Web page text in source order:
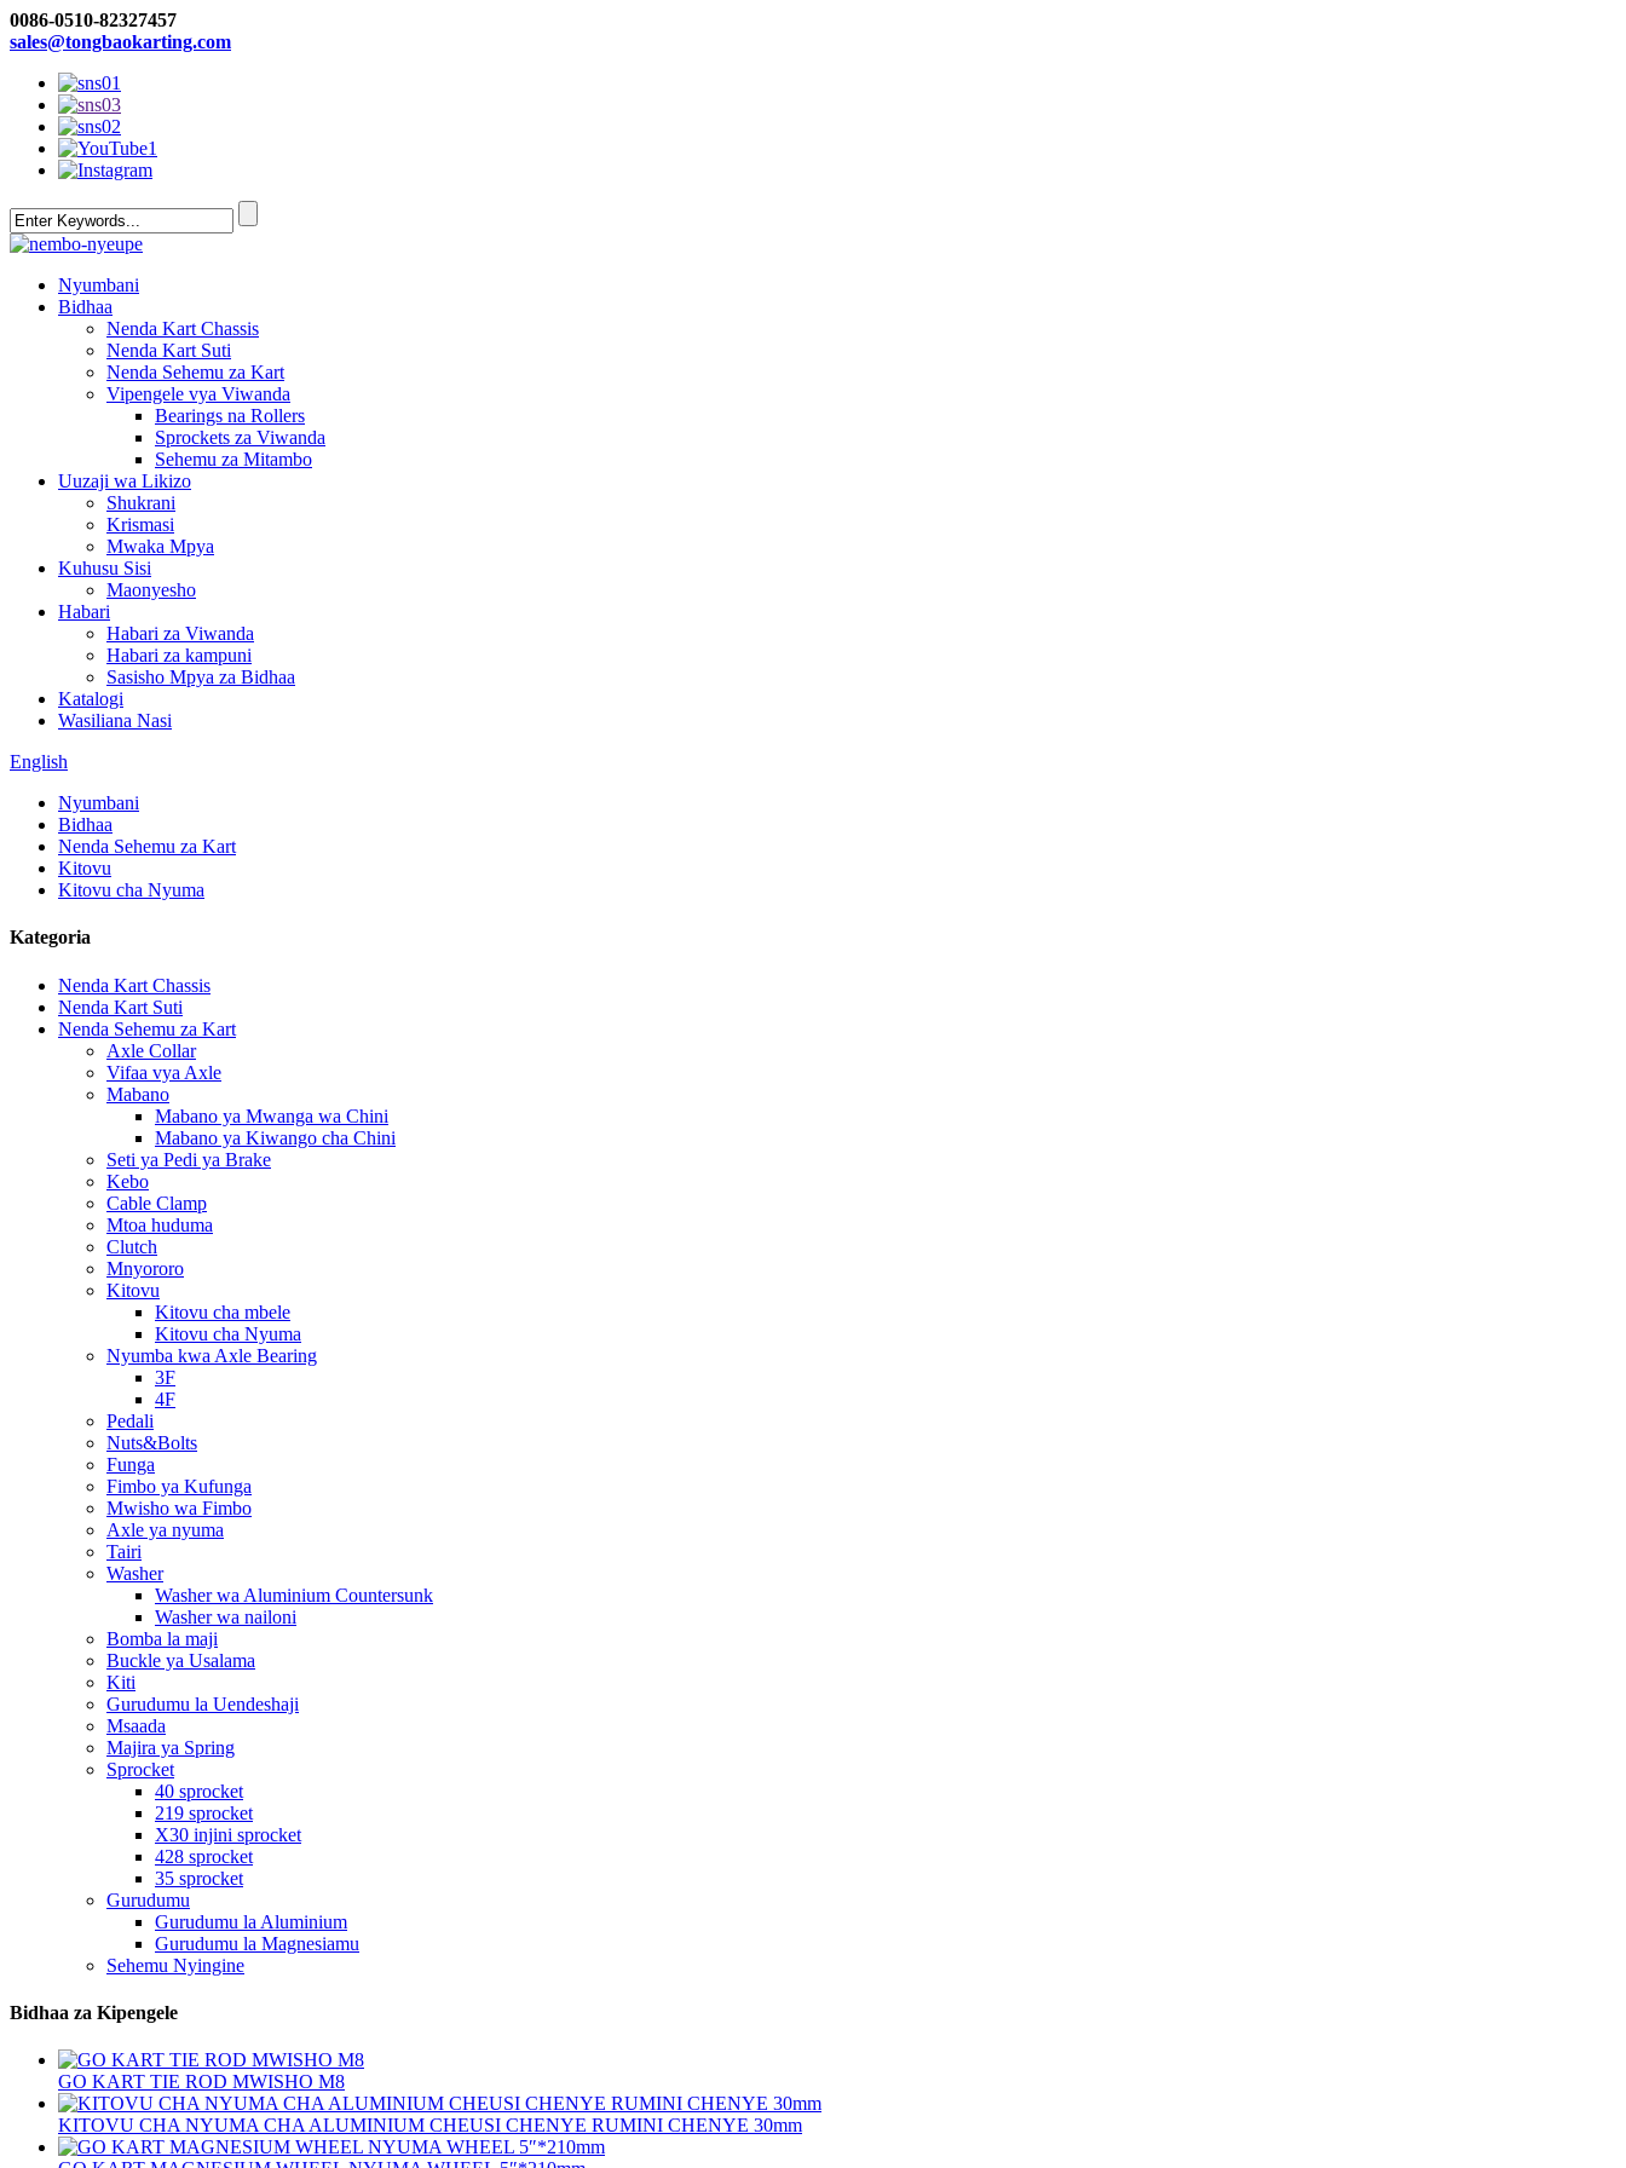
0086-0510-82327457
sales@tongbaokarting.com
Nyumbani
Bidhaa
Nenda Kart Chassis
Nenda Kart Suti
Nenda Sehemu za Kart
Vipengele vya Viwanda
Bearings na Rollers
Sprockets za Viwanda
Sehemu za Mitambo
Uuzaji wa Likizo
Shukrani
Krismasi
Mwaka Mpya
Kuhusu Sisi
Maonyesho
Habari
Habari za Viwanda
Habari za kampuni
Sasisho Mpya za Bidhaa
Katalogi
Wasiliana Nasi
English
Nyumbani
Bidhaa
Nenda Sehemu za Kart
Kitovu
Kitovu cha Nyuma
Kategoria
Nenda Kart Chassis
Nenda Kart Suti
Nenda Sehemu za Kart
Axle Collar
Vifaa vya Axle
Mabano
Mabano ya Mwanga wa Chini
Mabano ya Kiwango cha Chini
Seti ya Pedi ya Brake
Kebo
Cable Clamp
Mtoa huduma
Clutch
Mnyororo
Kitovu
Kitovu cha mbele
Kitovu cha Nyuma
Nyumba kwa Axle Bearing
3F
4F
Pedali
Nuts&Bolts
Funga
Fimbo ya Kufunga
Mwisho wa Fimbo
Axle ya nyuma
Tairi
Washer
Washer wa Aluminium Countersunk
Washer wa nailoni
Bomba la maji
Buckle ya Usalama
Kiti
Gurudumu la Uendeshaji
Msaada
Majira ya Spring
Sprocket
40 sprocket
219 sprocket
X30 injini sprocket
428 sprocket
35 sprocket
Gurudumu
Gurudumu la Aluminium
Gurudumu la Magnesiamu
Sehemu Nyingine
Bidhaa za Kipengele
GO KART TIE ROD MWISHO M8
KITOVU CHA NYUMA CHA ALUMINIUM CHEUSI CHENYE RUMINI CHENYE 30mm